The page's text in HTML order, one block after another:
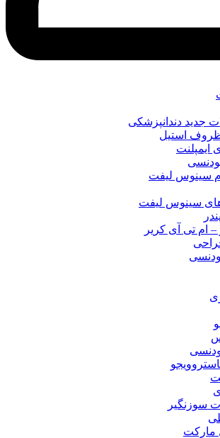
جدید دندانپزشکی
ظروف استیل
ایمپلنت
سینوس لیفت
های سینوس لیفت
– ام تی آی کریر
سوزنگیر
مارکت